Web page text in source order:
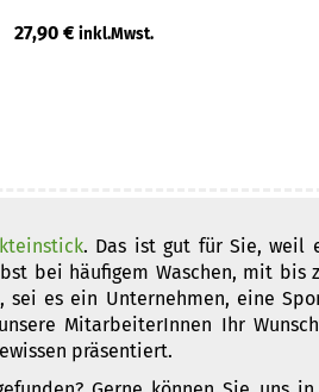
27,90 € inkl.Mwst.
. Das ist gut für Sie, weil
bei häufigem Waschen, mit bis
es ein Unternehmen, eine
MitarbeiterInnen Ihr
präsentiert.